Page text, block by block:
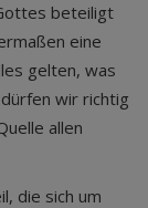
beteiligt
eine
gelten, was
wir richtig
allen
die sich um